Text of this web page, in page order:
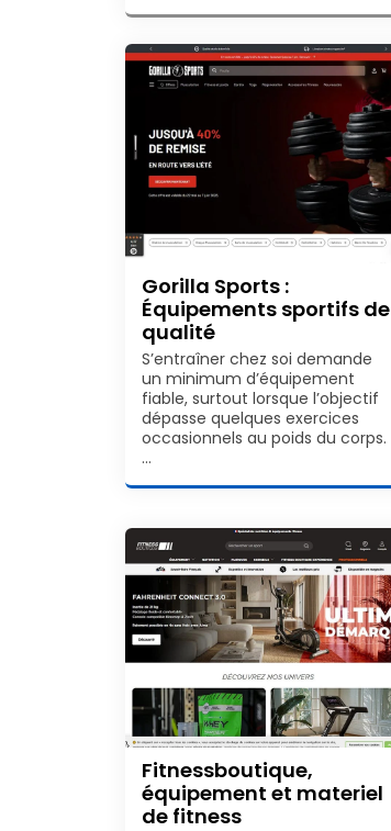
Gorilla Sports :
Équipements sportifs de
qualité
S’entraîner chez soi demande
un minimum d’équipement
fiable, surtout lorsque l’objectif
dépasse quelques exercices
occasionnels au poids du corps.
…
Fitnessboutique,
équipement et materiel
de fitness